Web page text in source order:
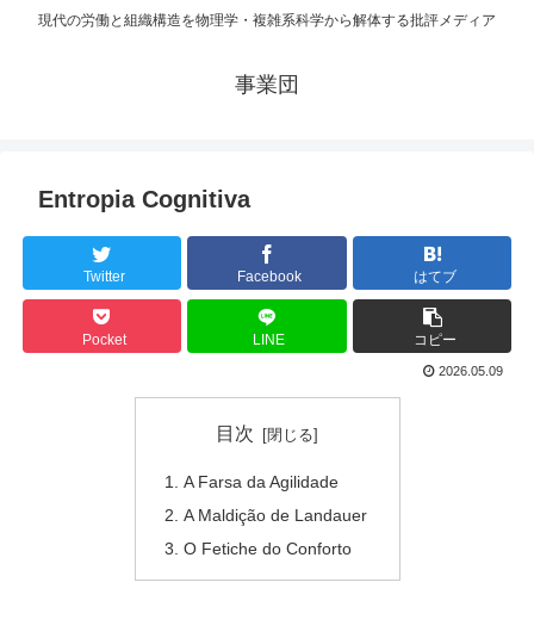
現代の労働と組織構造を物理学・複雑系科学から解体する批評メディア
事業団
Entropia Cognitiva
Twitter Facebook はてブ
Pocket LINE コピー
2026.05.09
目次
A Farsa da Agilidade
A Maldição de Landauer
O Fetiche do Conforto